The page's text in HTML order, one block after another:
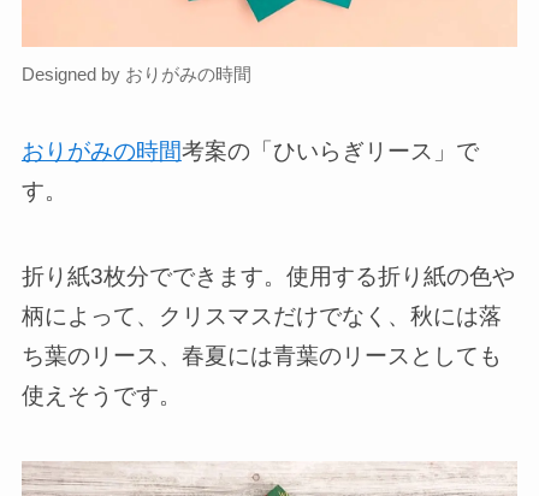
Designed by おりがみの時間
おりがみの時間考案の「ひいらぎリース」で
す。
折り紙3枚分でできます。使用する折り紙の色や
柄によって、クリスマスだけでなく、秋には落
ち葉のリース、春夏には青葉のリースとしても
使えそうです。